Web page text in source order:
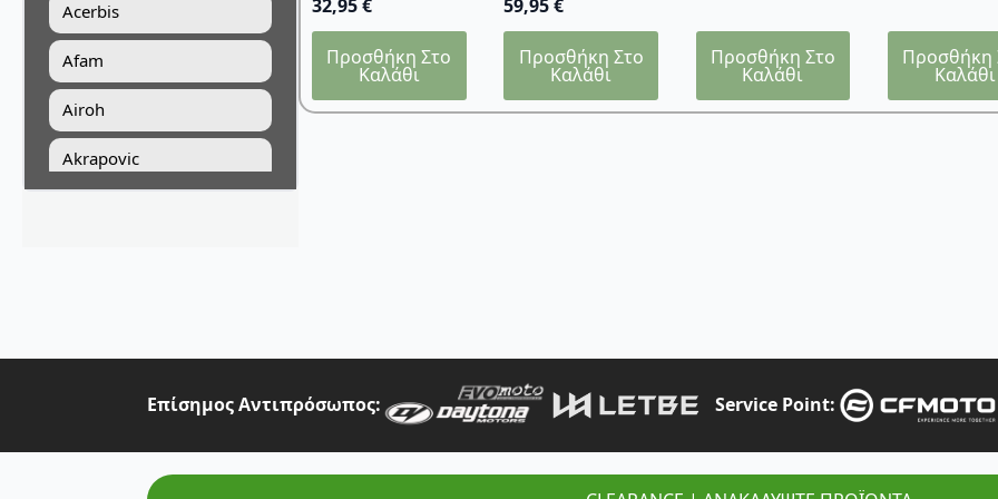
Acerbis
Afam
Airoh
Akrapovic
Art Moto
Auvray
32,95€
Προσθήκη Στο
Καλάθι
59,95€
Προσθήκη Στο
Καλάθι
Προσθήκη Στο
Καλάθι
Προσθήκη
Καλάθι
Επίσημος Αντιπρόσωπος: Service Point: